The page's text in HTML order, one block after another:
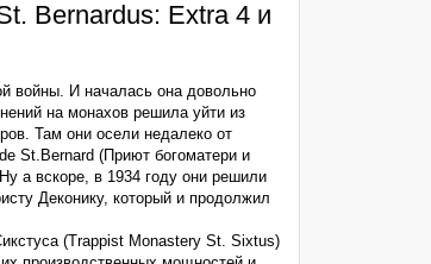
Bernardus: Extra 4 и
войны. И началась она довольно
на монахов решила уйти из
Там они осели недалеко от
St.Bernard (Приют богоматери и
а вскоре, в 1934 году они решили
Деконику, который и продолжил
(Trappist Monastery St. Sixtus)